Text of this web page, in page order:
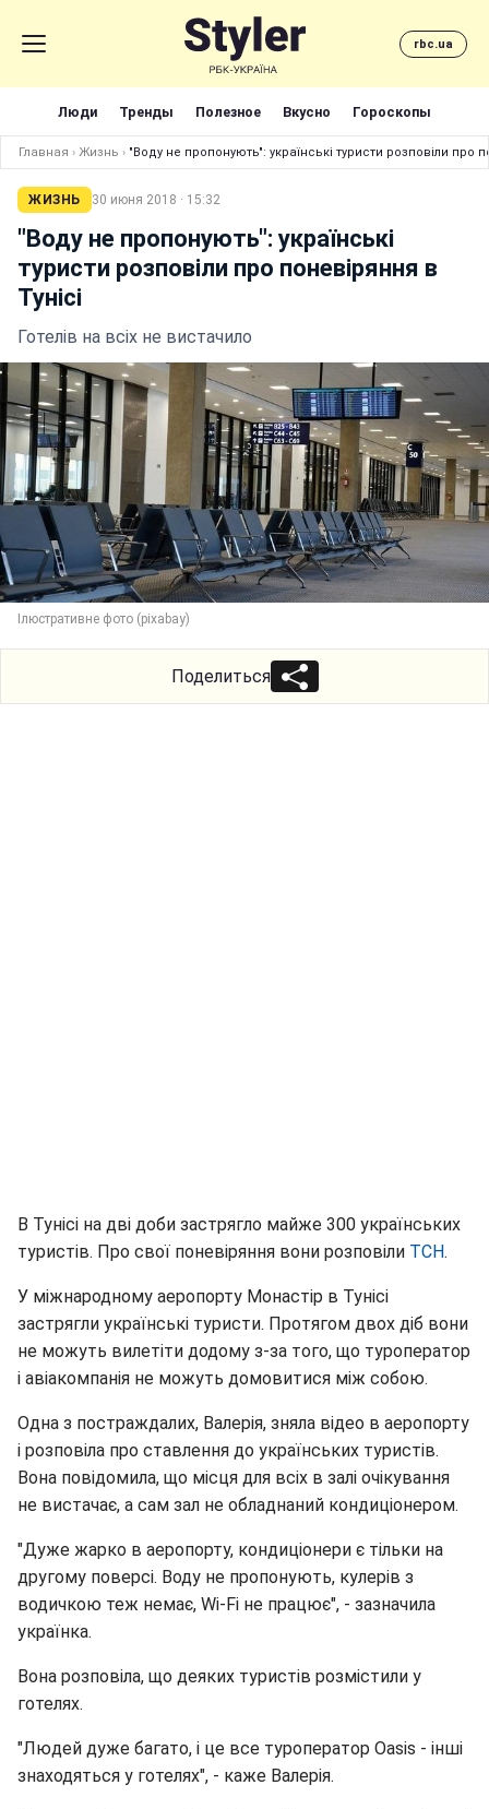
rbc.ua
Люди Тренды Полезное Вкусно Гороскопы
Главная › Жизнь › "Воду не пропонують": українські туристи розповіли про
ЖИЗНЬ 30 июня 2018 · 15:32
"Воду не пропонують": українські
туристи розповіли про поневіряння в
Тунісі
Готелів на всіх не вистачило
Ілюстративне фото (pixabay)
Поделиться
В Тунісі на дві доби застрягло майже 300 українських
туристів. Про свої поневіряння вони розповіли ТСН.
У міжнародному аеропорту Монастір в Тунісі
застрягли українські туристи. Протягом двох діб вони
не можуть вилетіти додому з-за того, що туроператор
і авіакомпанія не можуть домовитися між собою.
Одна з постраждалих, Валерія, зняла відео в аеропорту
і розповіла про ставлення до українських туристів.
Вона повідомила, що місця для всіх в залі очікування
не вистачає, а сам зал не обладнаний кондиціонером.
"Дуже жарко в аеропорту, кондиціонери є тільки на
другому поверсі. Воду не пропонують, кулерів з
водичкою теж немає, Wi-Fi не працює", - зазначила
українка.
Вона розповіла, що деяких туристів розмістили у
готелях.
"Людей дуже багато, і це все туроператор Oasis - інші
знаходяться у готелях", - каже Валерія.